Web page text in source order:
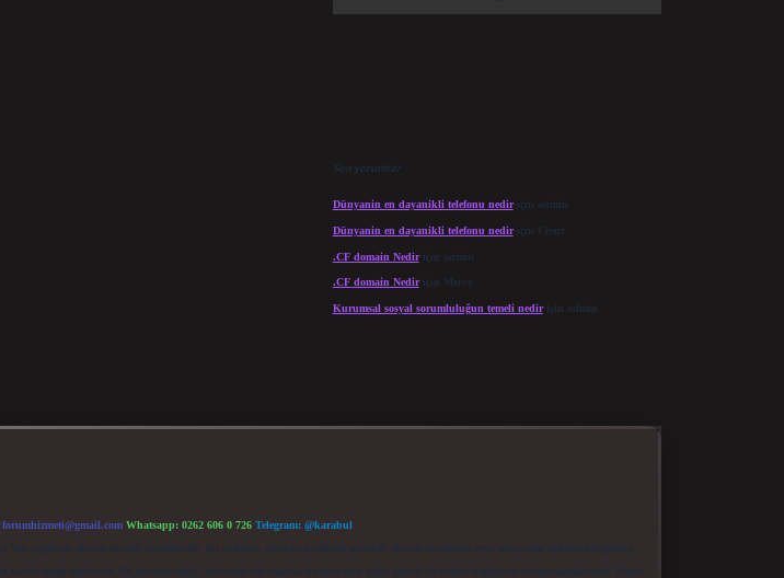
Son yorumlar
Dünyanin en dayanikli telefonu nediriçin admin
Dünyanin en dayanikli telefonu nediriçin Cesur
.CF domain Nediriçin admin
.CF domain Nediriçin Merve
Kurumsal sosyal sorumluluğun temeli nediriçin admin
forumhizmeti@gmail.com Whatsapp: 0262 606 0 726 Telegram: @karabul